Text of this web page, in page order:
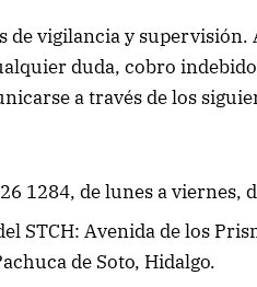
de vigilancia y supervisión.
duda, cobro
a través de los
1284, de lunes a viernes,
STCH: Avenida de los
de Soto, Hidalgo.